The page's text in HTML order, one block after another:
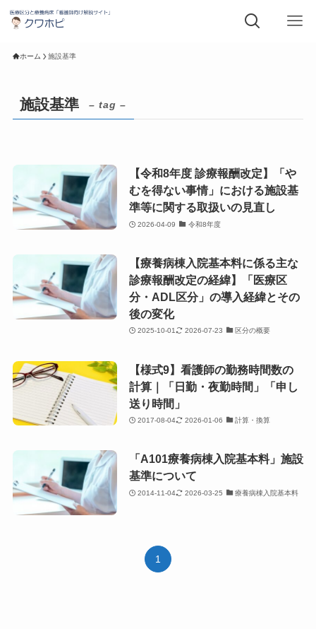
ホーム 施設基準
施設基準 – tag –
【令和8年度 診療報酬改定】「や
むを得ない事情」における施設基
準等に関する取扱いの見直し
2026-04-09 令和8年度
【療養病棟入院基本料に係る主な
診療報酬改定の経緯】「医療区
分・ADL区分」の導入経緯とその
後の変化
2025-10-01 2026-07-23 区分の概要
【様式9】看護師の勤務時間数の
計算｜「日勤・夜勤時間」「申し
送り時間」
2017-08-04 2026-01-06 計算・換算
「A101療養病棟入院基本料」施設
基準について
2014-11-04 2026-03-25 療養病棟入院基本料
1